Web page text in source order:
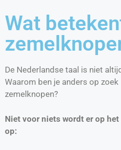
Wat
De Nederlandse taal is niet
Waarom ben je anders op
zemelknopen?
Niet voor niets wordt er op
op: